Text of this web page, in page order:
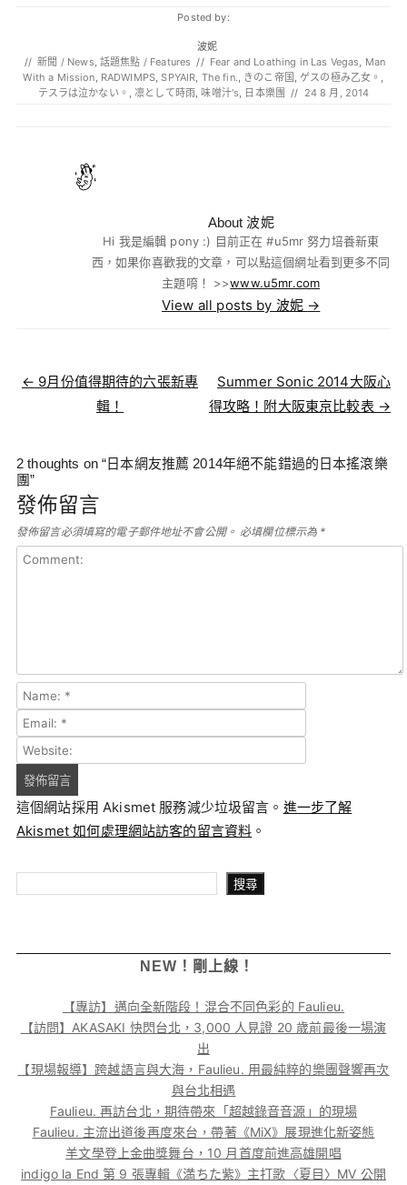
Posted by:
波妮
// 新聞 / News, 話題焦點 / Features // Fear and Loathing in Las Vegas, Man
With a Mission, RADWIMPS,SPYAIR, The fin., きのこ帝国 , ゲスの極み乙女。 ,
テスラは泣かない。 ,凛として時雨,味噌汁's, 日本樂團 // 24 8 月, 2014
About 波妮
Hi 我是編輯 pony :) 目前正在 #u5mr 努力培養新東
西，如果你喜歡我的文章，可以點這個網址看到更多不同
主題唷！ >>www.u5mr.com
View all posts by 波妮 →
Post navigation
← 9月份值得期待的六張新專
輯！
Summer Sonic 2014大阪心
得攻略！附大阪東京比較表 →
2 thoughts on “日本網友推薦 2014年絕不能錯過的日本搖滾樂
團”
發佈留言
發佈留言必須填寫的電子郵件地址不會公開。 必填欄位標示為 *
這個網站採用 Akismet 服務減少垃圾留言。 進一步了解
Akismet 如何處理網站訪客的留言資料 。
搜尋
NEW！剛上線！
【專訪】邁向全新階段！混合不同色彩的 Faulieu.
【訪問】AKASAKI 快閃台北，3,000 人見證 20 歲前最後一場演
出
【現場報導】跨越語言與大海，Faulieu. 用最純粹的樂團聲響再次
與台北相遇
Faulieu. 再訪台北，期待帶來「超越錄音音源」的現場
Faulieu. 主流出道後再度來台，帶著《MiX》展現進化新姿態
羊文學登上金曲獎舞台，10 月首度前進高雄開唱
indigo la End 第 9 張專輯《満ちた紫》主打歌〈夏目〉MV 公開